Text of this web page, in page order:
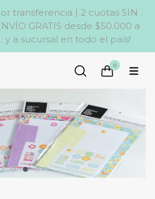
transferencia | 2 cuotas SIN
GRATIS desde $50.000 a
y a sucursal en todo el país!
0